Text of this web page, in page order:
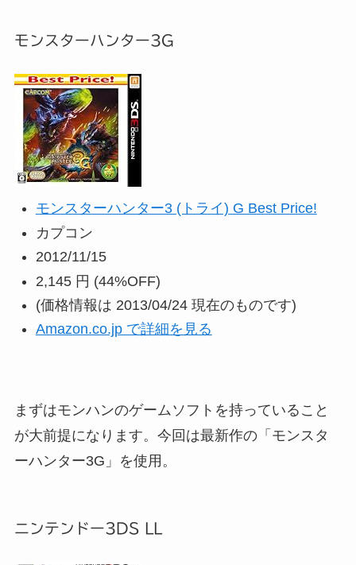
モンスターハンター3G
モンスターハンター3 (トライ) G Best Price!
カプコン
2012/11/15
2,145 円 (44%OFF)
(価格情報は 2013/04/24 現在のものです)
Amazon.co.jp で詳細を見る
まずはモンハンのゲームソフトを持っていること
が大前提になります。今回は最新作の「モンスタ
ーハンター3G」を使用。
ニンテンドー3DS LL